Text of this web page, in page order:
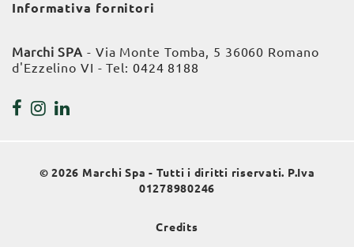
Informativa fornitori
Marchi SPA - Via Monte Tomba, 5 36060 Romano
d'Ezzelino VI - Tel: 0424 8188
© 2026 Marchi Spa - Tutti i diritti riservati. P.Iva
01278980246
Credits